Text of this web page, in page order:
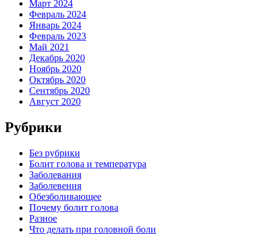
Март 2024
Февраль 2024
Январь 2024
Февраль 2023
Май 2021
Декабрь 2020
Ноябрь 2020
Октябрь 2020
Сентябрь 2020
Август 2020
Рубрики
Без рубрики
Болит голова и температура
Заболевания
Заболевения
Обезболивающее
Почему болит голова
Разное
Что делать при головной боли